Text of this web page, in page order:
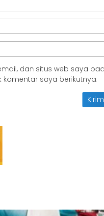
dan situs web saya
komentar saya berikutnya.